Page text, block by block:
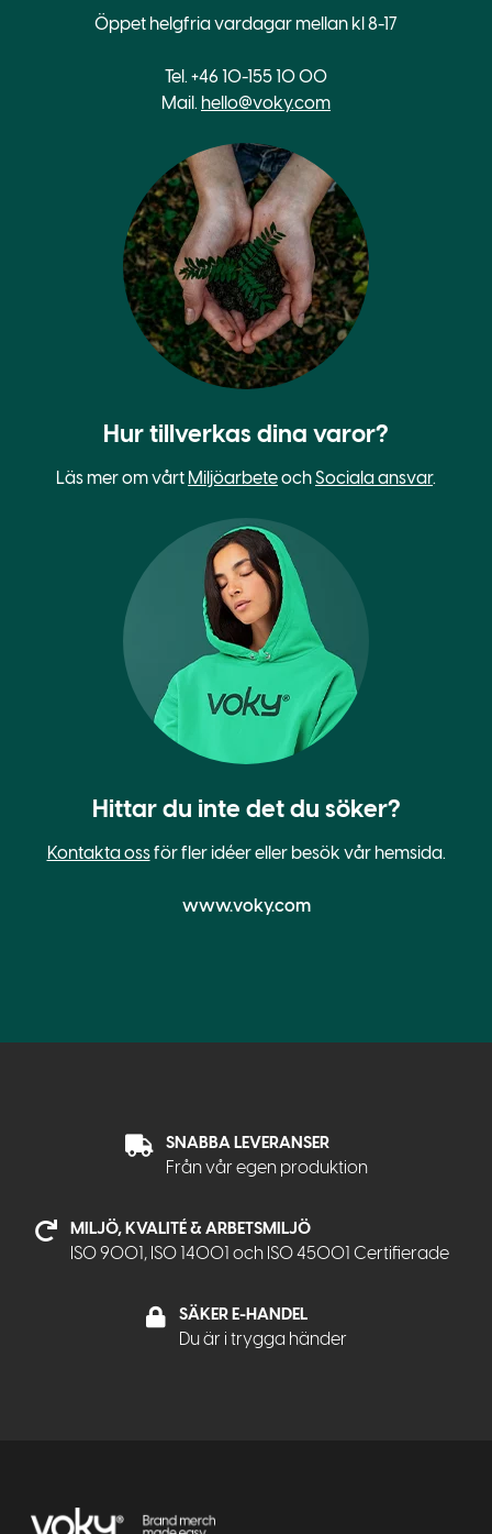
Öppet helgfria vardagar mellan kl 8-17
Tel. +46 10-155 10 00
Mail. hello@voky.com
Hur tillverkas dina varor?
Läs mer om vårt MiljöarbeteochSociala ansvar.
Hittar du inte det du söker?
Kontakta ossför fler idéer eller besök vår hemsida.
www.voky.com
SNABBA LEVERANSER
Från vår egen produktion
MILJÖ, KVALITÉ & ARBETSMILJÖ
ISO 9001, ISO 14001 och ISO 45001 Certifierade
SÄKER E-HANDEL
Du är i trygga händer